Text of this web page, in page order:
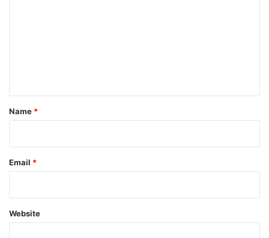
*
Name *
Email *
Website